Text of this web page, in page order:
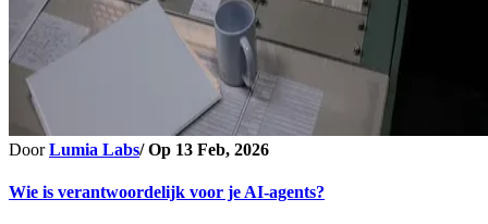
DoorLumia Labs/ Op 13 Feb, 2026
Wie is verantwoordelijk voor je AI-agents?